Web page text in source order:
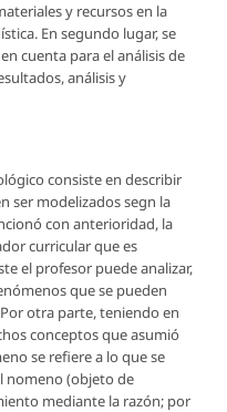
y recursos en la
En segundo lugar, se
cuenta para el análisis de
análisis y
consiste en describir
ser modelizados segn la
con anterioridad, la
curricular que es
el profesor puede analizar,
que se pueden
otra parte, teniendo en
conceptos que asumió
se refiere a lo que se
nomeno (objeto de
mediante la razón; por